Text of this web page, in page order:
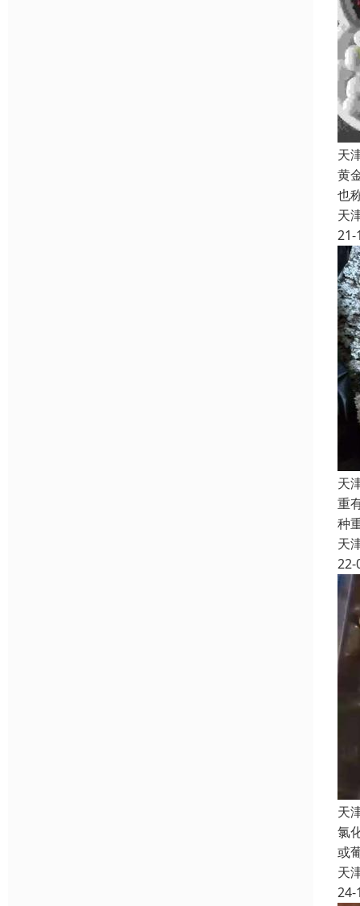
天
黄
也
天
21-
天
重
种
天
22-
天
氯
或
天
24-